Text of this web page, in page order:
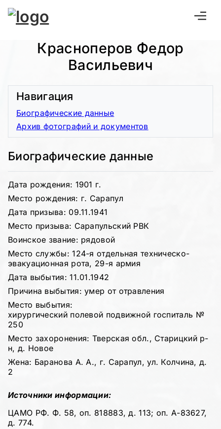
Красноперов Федор
Васильевич
Биографические данные
Дата рождения: 1901 г.
Место рождения: г. Сарапул
Дата призыва: 09.11.1941
Место призыва: Сарапульский РВК
Воинское звание: рядовой
Место службы: 124-я отдельная техническо-
эвакуационная рота, 29-я армия
Дата выбытия: 11.01.1942
Причина выбытия: умер от отравления
Место выбытия:
хирургический полевой подвижной госпиталь №
250
Место захоронения: Тверская обл., Старицкий р-
н, д. Новое
Жена: Баранова А. А., г. Сарапул, ул. Колчина, д.
2
Источники информации:
ЦАМО РФ. Ф. 58, оп. 818883, д. 113; оп. А-83627,
д. 774.
Навигация
Биографические данные
Архив фотографий и документов